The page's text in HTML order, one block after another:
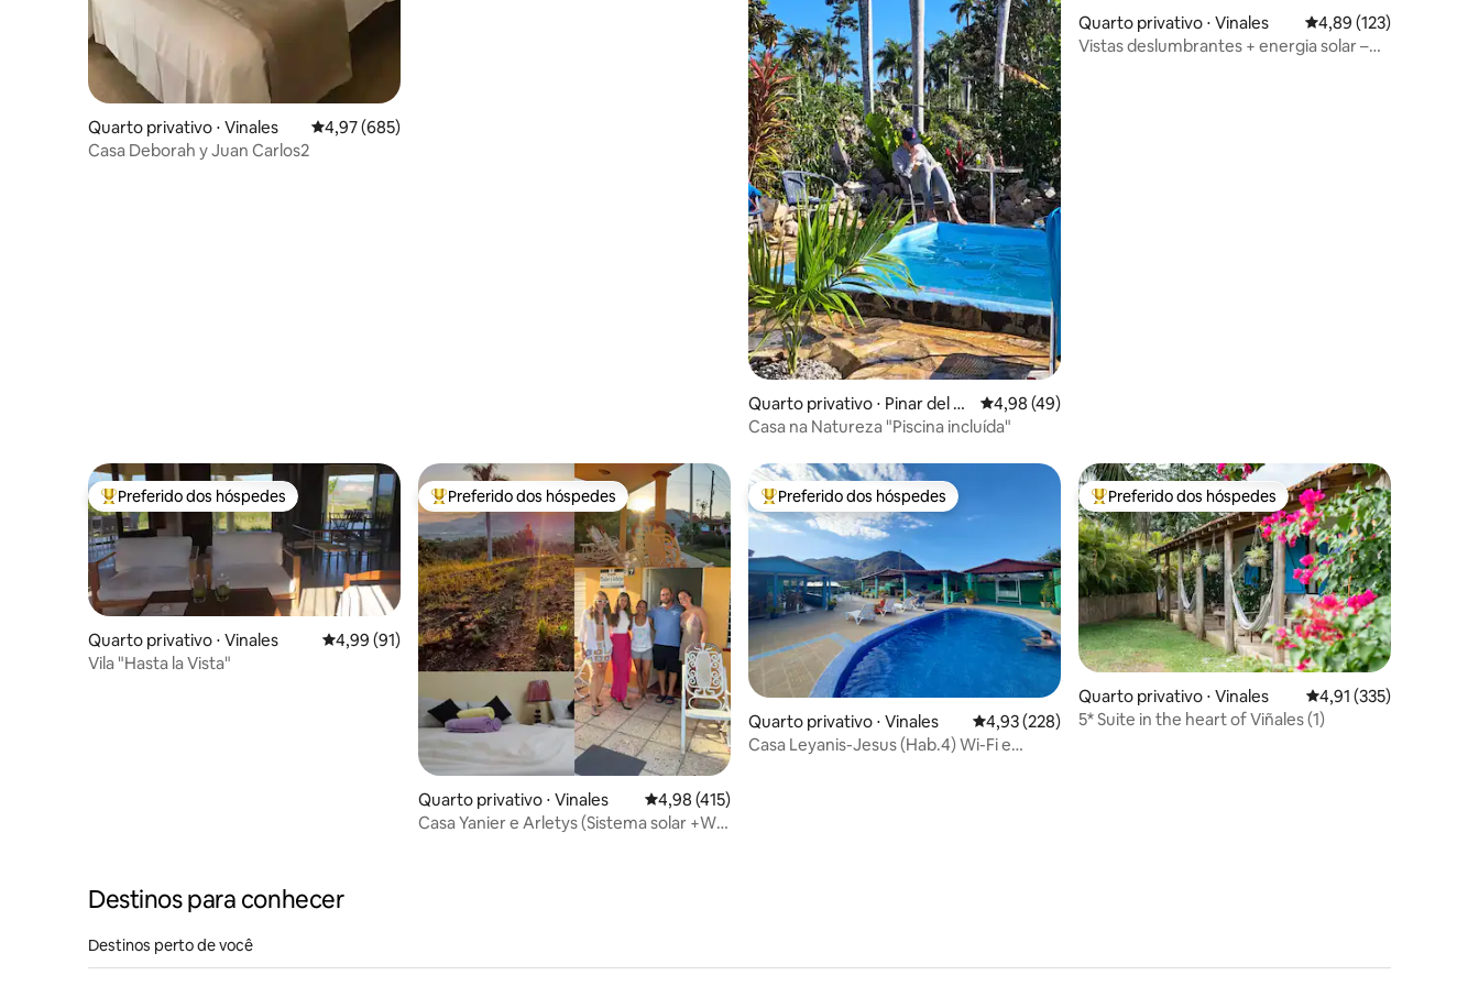
Quarto privativo ⋅ Vinales 4,97 de uma avaliação média de 5, 685 avaliações
4,97 (685)
Casa Deborah y Juan Carlos2
Quarto privativo ⋅ Pinar del Rí
o
4,98 de uma avaliação média de 5, 49 avaliações
4,98 (49)
Casa na Natureza "Piscina incluída"
Quarto privativo ⋅ Vinales 4,89 de uma avaliação
4,89 (123)
Vistas deslumbrantes + energia solar –
Entre os melhores preferidos dos hóspedes
Preferido dos hóspedes
Quarto privativo ⋅ Vinales 4,99 de uma avaliação média de 5, 91 avaliações
4,99 (91)
Vila "Hasta la Vista"
Entre os melhores preferidos dos hóspedes
Preferido dos hóspedes
Quarto privativo ⋅ Vinales 4,98 de uma avaliação média de 5, 415 avaliações
4,98 (415)
Casa Yanier e Arletys (Sistema solar +Wi-
Entre os melhores preferidos dos hóspedes
Preferido dos hóspedes
Quarto privativo ⋅ Vinales 4,93 de uma avaliação média de 5, 228 avaliações
4,93 (228)
Casa Leyanis-Jesus (Hab.4) Wi-Fi e
Entre os melhores preferidos dos hóspedes
Preferido dos hóspedes
Quarto privativo ⋅ Vinales 4,91 de uma avaliação
4,91 (335)
5* Suite in the heart of Viñales (1)
Destinos para conhecer
Destinos perto de você